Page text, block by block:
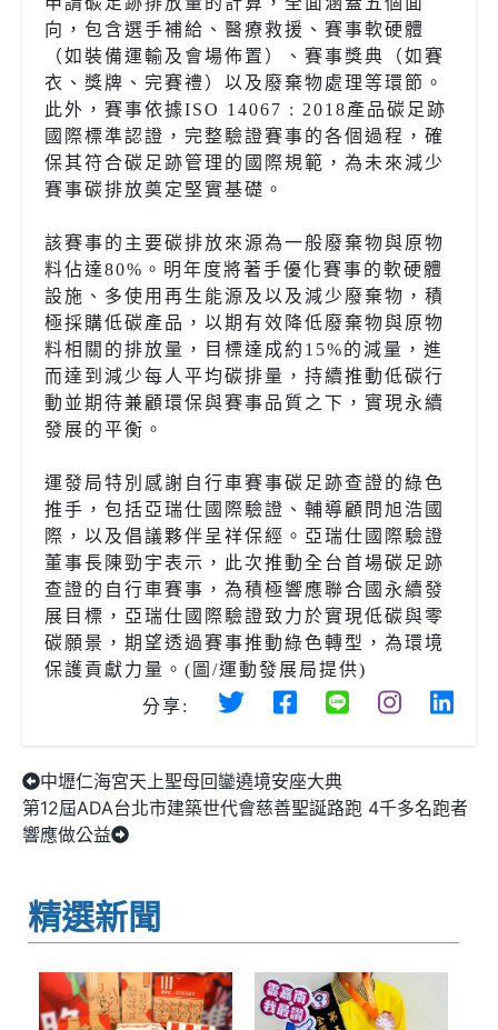
向，包含選手補給、醫療救援、賽事軟硬體
（如裝備運輸及會場佈置）、賽事獎典（如賽
衣、獎牌、完賽禮）以及廢棄物處理等環節。
此外，賽事依據ISO 14067 : 2018產品碳足跡
國際標準認證，完整驗證賽事的各個過程，確
保其符合碳足跡管理的國際規範，為未來減少
賽事碳排放奠定堅實基礎。
該賽事的主要碳排放來源為一般廢棄物與原物
料佔達80%。明年度將著手優化賽事的軟硬體
設施、多使用再生能源及以及減少廢棄物，積
極採購低碳產品，以期有效降低廢棄物與原物
料相關的排放量，目標達成約15%的減量，進
而達到減少每人平均碳排量，持續推動低碳行
動並期待兼顧環保與賽事品質之下，實現永續
發展的平衡。
運發局特別感謝自行車賽事碳足跡查證的綠色
推手，包括亞瑞仕國際驗證、輔導顧問旭浩國
際，以及倡議夥伴呈祥保經。亞瑞仕國際驗證
董事長陳勁宇表示，此次推動全台首場碳足跡
查證的自行車賽事，為積極響應聯合國永續發
展目標，亞瑞仕國際驗證致力於實現低碳與零
碳願景，期望透過賽事推動綠色轉型，為環境
保護貢獻力量。(圖/運動發展局提供)
分享:
中壢仁海宮天上聖母回鑾遶境安座大典
第12屆ADA台北市建築世代會慈善聖誕路跑 4千多名跑者
響應做公益
精選新聞